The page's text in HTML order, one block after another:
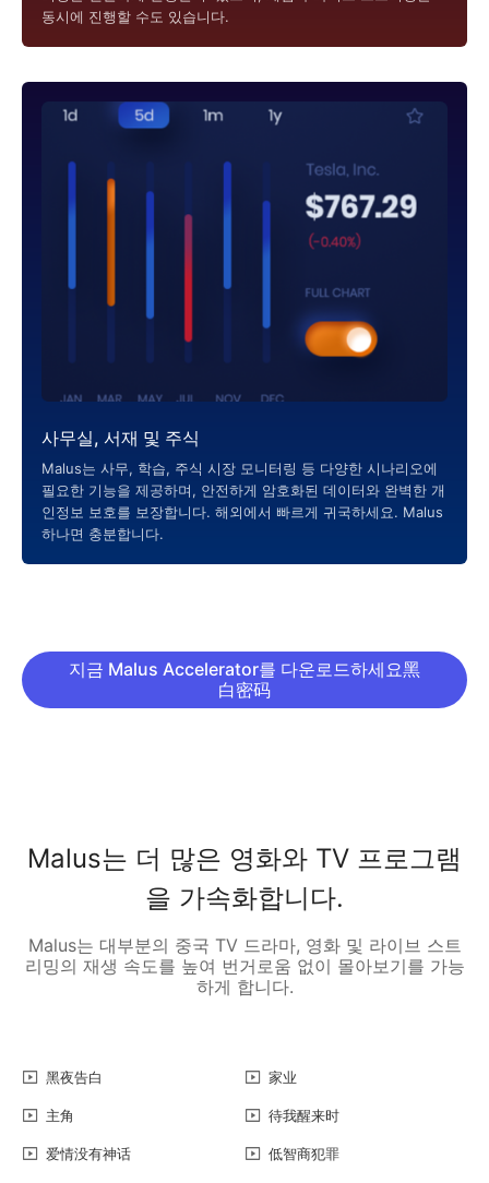
동시에 진행할 수도 있습니다.
사무실, 서재 및 주식
Malus는 사무, 학습, 주식 시장 모니터링 등 다양한 시나리오에
필요한 기능을 제공하며, 안전하게 암호화된 데이터와 완벽한 개
인정보 보호를 보장합니다. 해외에서 빠르게 귀국하세요. Malus
하나면 충분합니다.
지금 Malus Accelerator를 다운로드하세요黑
白密码
Malus는 더 많은 영화와 TV 프로그램
을 가속화합니다.
Malus는 대부분의 중국 TV 드라마, 영화 및 라이브 스트
리밍의 재생 속도를 높여 번거로움 없이 몰아보기를 가능
하게 합니다.
黑夜告白 家业
主角 待我醒来时
爱情没有神话 低智商犯罪